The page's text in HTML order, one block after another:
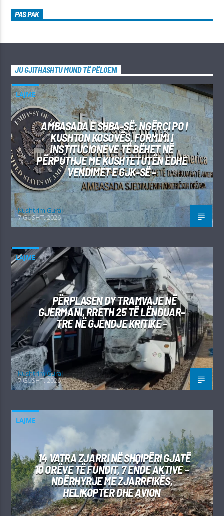
PAS PAK
JU GJITHASHTU MUND TË PËLQENI
LAJME
AMBASADA E SHBA-SË: NGËRÇI PO I
KUSHTON KOSOVËS, FORMIMI I
INSTITUCIONEVE TË BËHET NË
PËRPUTHJE ME KUSHTETUTËN EDHE
VENDIMET E GJK-SË –
Kushtrim Guraj
7 GUSHT, 2026
LAJME
PËRPLASEN DY TRAMVAJE NË
GJERMANI, RRETH 25 TË LËNDUAR–
TRE NË GJENDJE KRITIKE –
Kushtrim Guraj
7 GUSHT, 2026
LAJME
14 VATRA ZJARRI NË SHQIPËRI GJATË
10 ORËVE TË FUNDIT, 7 ENDE AKTIVE –
NDËRHYRJE ME ZJARRFIKËS,
HELIKOPTER DHE AVION